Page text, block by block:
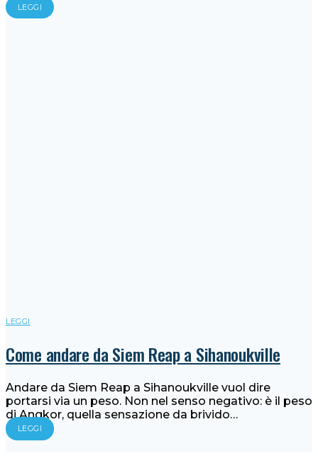
LEGGI
LEGGI
Come andare da Siem Reap a Sihanoukville
Andare da Siem Reap a Sihanoukville vuol dire
portarsi via un peso. Non nel senso negativo: è il peso
di Angkor, quella sensazione da brivido…
LEGGI